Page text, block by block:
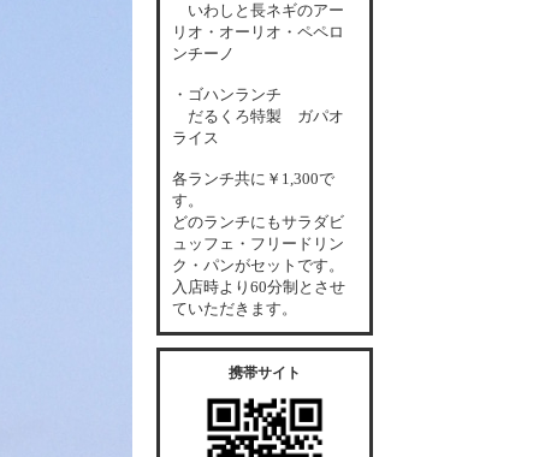
いわしと長ネギのアー
リオ・オーリオ・ペペロ
ンチーノ
・ゴハンランチ
だるくろ特製 ガパオ
ライス
各ランチ共に￥1,300で
す。
どのランチにもサラダビ
ュッフェ・フリードリン
ク・パンがセットです。
入店時より60分制とさせ
ていただきます。
携帯サイト